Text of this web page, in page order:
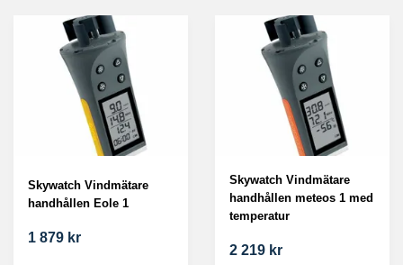
Skywatch Vindmätare
handhållen Eole 1
1 879 kr
Skywatch Vindmätare
handhållen meteos 1 med
temperatur
2 219 kr